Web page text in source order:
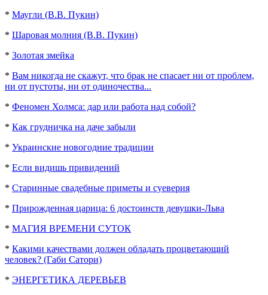
* Маугли (В.В. Пукин)
* Шаровая молния (В.В. Пукин)
* Золотая змейка
* Вам никогда не скажут, что брак не спасает ни от проблем,
ни от пустоты, ни от одиночества...
* Феномен Холмса: дар или работа над собой?
* Как грудничка на даче забыли
* Украинские новогодние традиции
* Если видишь привидений
* Старинные свадебные приметы и суеверия
* Прирожденная царица: 6 достоинств девушки-Льва
* МАГИЯ ВРЕМЕНИ СУТОК
* Какими качествами должен обладать процветающий
человек? (Габи Сатори)
* ЭНЕРГЕТИКА ДЕРЕВЬЕВ